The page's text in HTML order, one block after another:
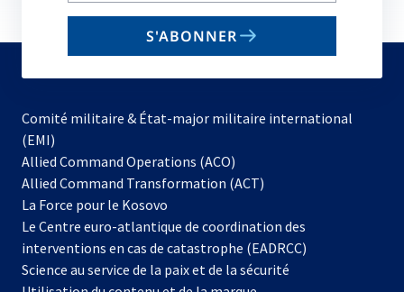
email
S'ABONNER
Comité militaire & État-major militaire international
(EMI)
Allied Command Operations (ACO)
dans
nouvel
onglet
Allied Command Transformation (ACT)
La Force pour le Kosovo
dans
un
nouvel
Le Centre euro-atlantique de coordination des
interventions en cas de catastrophe (EADRCC)
Science au service de la paix et de la sécurité